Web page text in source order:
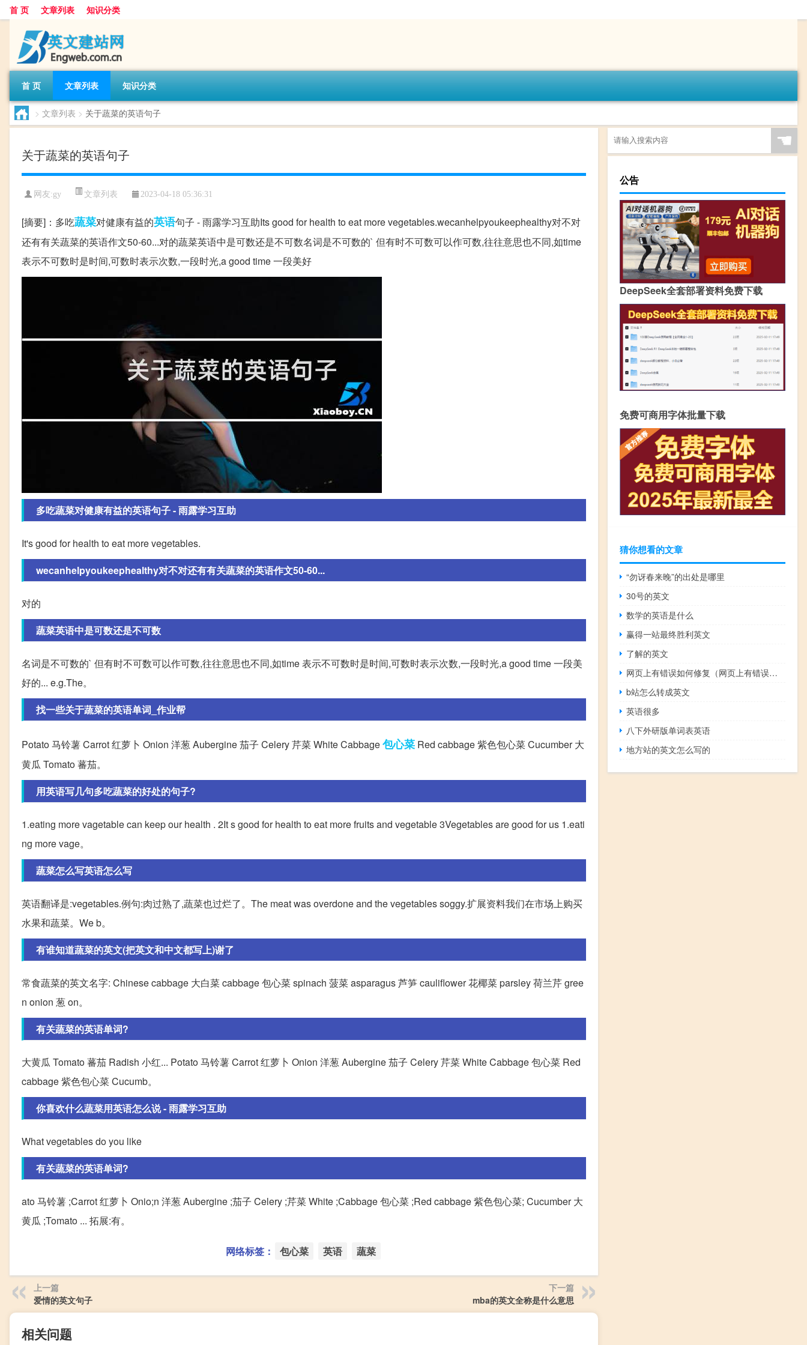
首 页 文章列表 知识分类
首 页 文章列表 知识分类
> 文章列表 > 关于蔬菜的英语句子
关于蔬菜的英语句子
网友:gy 文章列表 2023-04-18 05:36:31
[摘要]：多吃蔬菜对健康有益的英语句子 - 雨露学习互助Its good for health to eat more vegetables.wecanhelpyoukeephealthy对不对
还有有关蔬菜的英语作文50-60...对的蔬菜英语中是可数还是不可数名词是不可数的` 但有时不可数可以作可数,往往意思也不同,如time
表示不可数时是时间,可数时表示次数,一段时光,a good time 一段美好
多吃蔬菜对健康有益的英语句子 - 雨露学习互助
It's good for health to eat more vegetables.
wecanhelpyoukeephealthy对不对还有有关蔬菜的英语作文50-60...
对的
蔬菜英语中是可数还是不可数
名词是不可数的` 但有时不可数可以作可数,往往意思也不同,如time 表示不可数时是时间,可数时表示次数,一段时光,a good time 一段美
好的... e.g.The。
找一些关于蔬菜的英语单词_作业帮
Potato 马铃薯 Carrot 红萝卜 Onion 洋葱 Aubergine 茄子 Celery 芹菜 White Cabbage包心菜 Red cabbage 紫色包心菜 Cucumber 大
黄瓜 Tomato 蕃茄。
用英语写几句多吃蔬菜的好处的句子?
1.eating more vagetable can keep our health . 2It s good for health to eat more fruits and vegetable 3Vegetables are good for us 1.eati
ng more vage。
蔬菜怎么写英语怎么写
英语翻译是:vegetables.例句:肉过熟了,蔬菜也过烂了。The meat was overdone and the vegetables soggy.扩展资料我们在市场上购买
水果和蔬菜。We b。
有谁知道蔬菜的英文(把英文和中文都写上)谢了
常食蔬菜的英文名字: Chinese cabbage 大白菜 cabbage 包心菜 spinach 菠菜 asparagus 芦笋 cauliflower 花椰菜 parsley 荷兰芹 gree
n onion 葱 on。
有关蔬菜的英语单词?
大黄瓜 Tomato 蕃茄 Radish 小红... Potato 马铃薯 Carrot 红萝卜 Onion 洋葱 Aubergine 茄子 Celery 芹菜 White Cabbage 包心菜 Red
cabbage 紫色包心菜 Cucumb。
你喜欢什么蔬菜用英语怎么说 - 雨露学习互助
What vegetables do you like
有关蔬菜的英语单词?
ato 马铃薯 ;Carrot 红萝卜 Onio;n 洋葱 Aubergine ;茄子 Celery ;芹菜 White ;Cabbage 包心菜 ;Red cabbage 紫色包心菜; Cucumber 大
黄瓜 ;Tomato ... 拓展:有。
网络标签： 包心菜 英语 蔬菜
上一篇
爱情的英文句子
下一篇
mba的英文全称是什么意思
相关问题
☚
公告
DeepSeek全套部署资料免费下载
免费可商用字体批量下载
猜你想看的文章
“勿讶春来晚”的出处是哪里
30号的英文
数学的英语是什么
赢得一站最终胜利英文
了解的英文
网页上有错误如何修复（网页上有错误如何解决）
b站怎么转成英文
英语很多
八下外研版单词表英语
地方站的英文怎么写的